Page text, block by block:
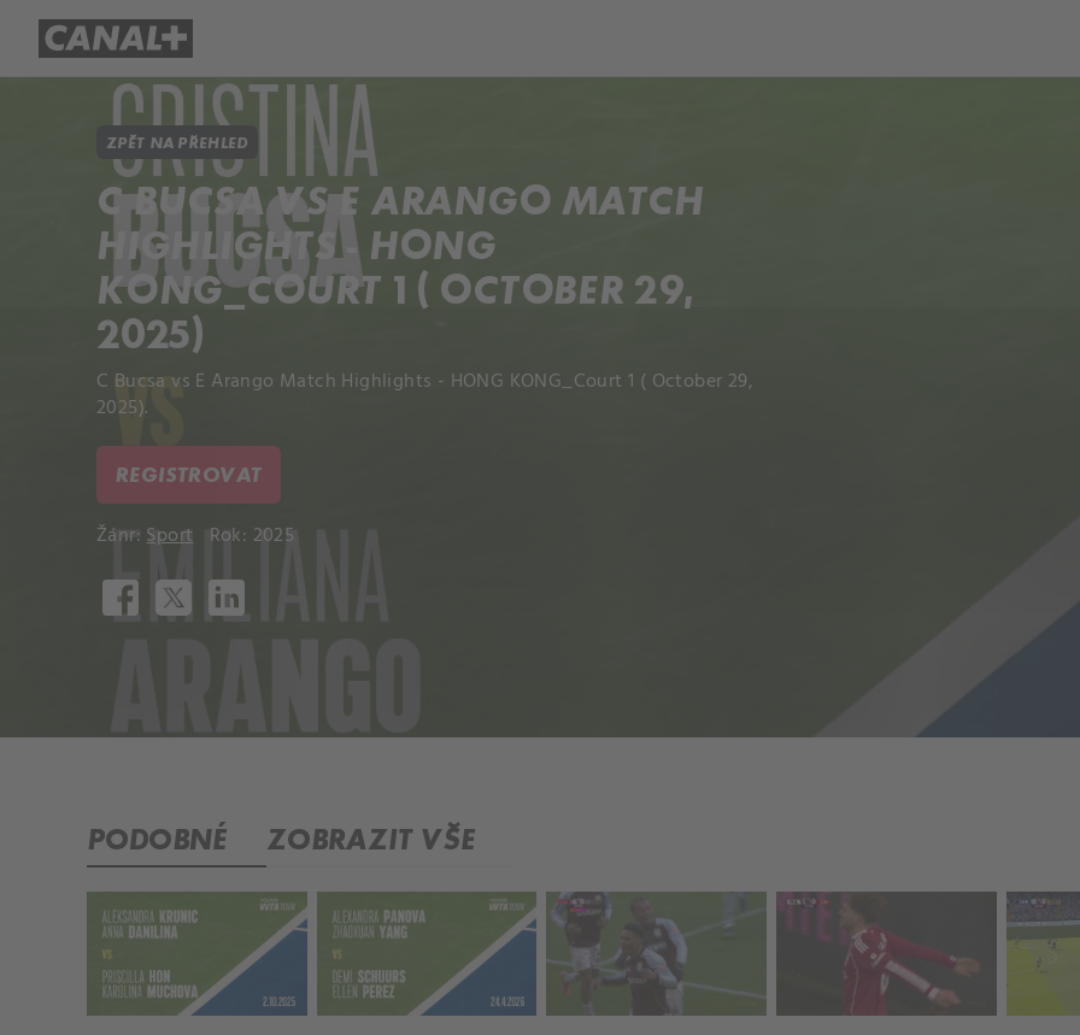
ZPĚT NA PŘEHLED
C BUCSA VS E ARANGO MATCH
HIGHLIGHTS - HONG
KONG_COURT 1 ( OCTOBER 29,
2025)
C Bucsa vs E Arango Match Highlights - HONG KONG_Court 1 ( October 29,
2025).
REGISTROVAT
Žánr:Sport Rok: 2025
PODOBNÉ ZOBRAZIT VŠE